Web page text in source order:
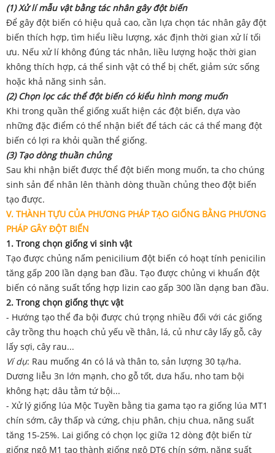
(1) Xử lí mẫu vật bằng tác nhân gây đột biến
Để gây đột biến có hiệu quả cao, cần lựa chọn tác nhân gây đột
biến thích hợp, tìm hiểu liều lượng, xác định thời gian xử lí tối
ưu. Nếu xử lí không đúng tác nhân, liều lượng hoặc thời gian
không thích hợp, cá thể sinh vật có thể bị chết, giảm sức sống
hoặc khả năng sinh sản.
(2) Chọn lọc các thể đột biến có kiểu hình mong muốn
Khi trong quần thể giống xuất hiện các đột biến, dựa vào
những đặc điểm có thể nhận biết để tách các cá thể mang đột
biến có lợi ra khỏi quần thể giống.
(3) Tạo dòng thuần chủng
Sau khi nhận biết được thể đột biến mong muốn, ta cho chúng
sinh sản để nhân lên thành dòng thuần chủng theo đột biến
tạo được.
V. THÀNH TỰU CỦA PHƯƠNG PHÁP TẠO GIỐNG BẰNG PHƯƠNG
PHÁP GÂY ĐỘT BIẾN
1. Trong chọn giống vi sinh vật
Tạo được chủng nấm penicilium đột biến có hoạt tính penicilin
tăng gấp 200 lần dạng ban đầu. Tạo được chủng vi khuẩn đột
biến có năng suất tổng hợp lizin cao gấp 300 lần dạng ban đầu.
2. Trong chọn giống thực vật
- Hướng tạo thể đa bội được chú trọng nhiều đối với các giống
cây trồng thu hoạch chủ yếu về thân, lá, củ như cây lấy gỗ, cây
lấy sợi, cây rau...
Ví dụ: Rau muống 4n có lá và thân to, sản lượng 30 tạ/ha.
Dương liễu 3n lớn mạnh, cho gỗ tốt, dưa hấu, nho tam bội
không hạt; dâu tằm tứ bội...
- Xử lý giống lúa Mộc Tuyền bằng tia gama tạo ra giống lúa MT1
chín sớm, cây thấp và cứng, chịu phân, chịu chua, năng suất
tăng 15-25%. Lai giống có chọn lọc giữa 12 dòng đột biến từ
giống ngô M1 tạo thành giống ngô DT6 chín sớm, năng suất